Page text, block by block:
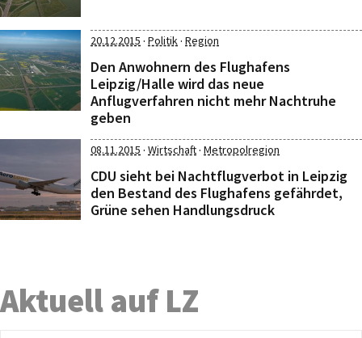
20.12.2015 · Politik· Region
Den Anwohnern des Flughafens
Leipzig/Halle wird das neue
Anflugverfahren nicht mehr Nachtruhe
geben
08.11.2015 · Wirtschaft· Metropolregion
CDU sieht bei Nachtflugverbot in Leipzig
den Bestand des Flughafens gefährdet,
Grüne sehen Handlungsdruck
Aktuell auf LZ